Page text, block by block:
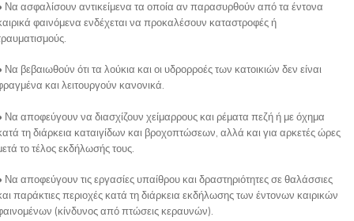
Να ασφαλίσουν αντικείμενα τα οποία αν παρασυρθούν από τα έντονα
φαινόμενα ενδέχεται να προκαλέσουν καταστροφές ή
Να βεβαιωθούν ότι τα λούκια και οι υδρορροές των κατοικιών δεν είναι
και λειτουργούν κανονικά.
Να αποφεύγουν να διασχίζουν χείμαρρους και ρέματα πεζή ή με όχημα
τη διάρκεια καταιγίδων και βροχοπτώσεων, αλλά και για αρκετές ώρες
το τέλος εκδήλωσής τους.
Να αποφεύγουν τις εργασίες υπαίθρου και δραστηριότητες σε θαλάσσιες
παράκτιες περιοχές κατά τη διάρκεια εκδήλωσης των έντονων καιρικών
(κίνδυνος από πτώσεις κεραυνών).